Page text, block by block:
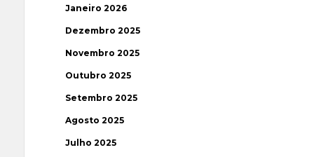
Janeiro 2026
Dezembro 2025
Novembro 2025
Outubro 2025
Setembro 2025
Agosto 2025
Julho 2025